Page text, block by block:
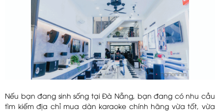
Nếu bạn đang sinh sống tại Đà Nẵng, bạn đang có nhu cầu
tìm kiếm địa chỉ mua dàn karaoke chính hãng vừa tốt, vừa